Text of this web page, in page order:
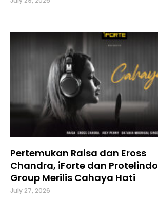
Pertemukan Raisa dan Eross
Chandra, iForte dan Protelindo
Group Merilis Cahaya Hati
July 27, 2026